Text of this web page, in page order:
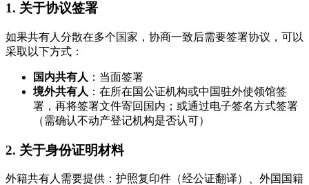
1. 关于协议签署
如果共有人分散在多个国家，协商一致后需要签署协议，可以
采取以下方式：
国内共有人 ：当面签署
境外共有人 ：在所在国公证机构或中国驻外使领馆签
署，再将签署文件寄回国内；或通过电子签名方式签署
（需确认不动产登记机构是否认可）
2. 关于身份证明材料
外籍共有人需要提供：护照复印件（经公证翻译）、外国国籍